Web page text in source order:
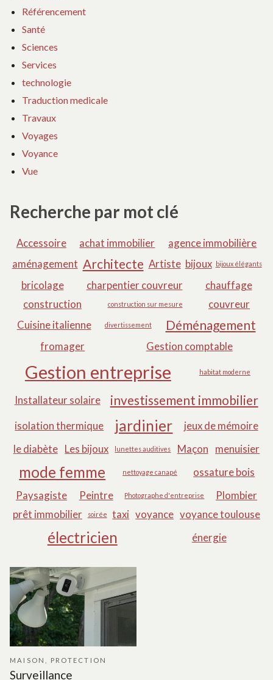
Référencement
Santé
Sciences
Services
technologie
Traduction medicale
Travaux
Voyages
Voyance
Vue
Recherche par mot clé
Accessoire achat immobilier
agence immobilière
aménagement Architecte Artiste bijoux bijoux élégants
bricolage charpentier couvreur
chauffage
construction
construction sur mesure
couvreur
Cuisine italienne
divertissement Déménagement
fromager Gestion comptable
Gestion entreprise habitat moderne
Installateur solaire investissement immobilier
isolation thermique jardinier
jeux de mémoire
le diabète Les bijoux lunettes auditives Maçon menuisier
mode femme nettoyage canapé
ossature bois
Paysagiste
Peintre Photographe d'entreprise
Plombier
prêt immobilier
soirée taxi voyance voyance toulouse
électricien énergie
MAISON PROTECTION
Surveillance